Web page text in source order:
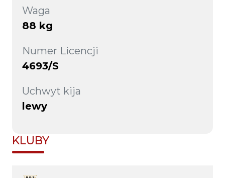
Waga
88 kg
Numer Licencji
4693/S
Uchwyt kija
lewy
KLUBY